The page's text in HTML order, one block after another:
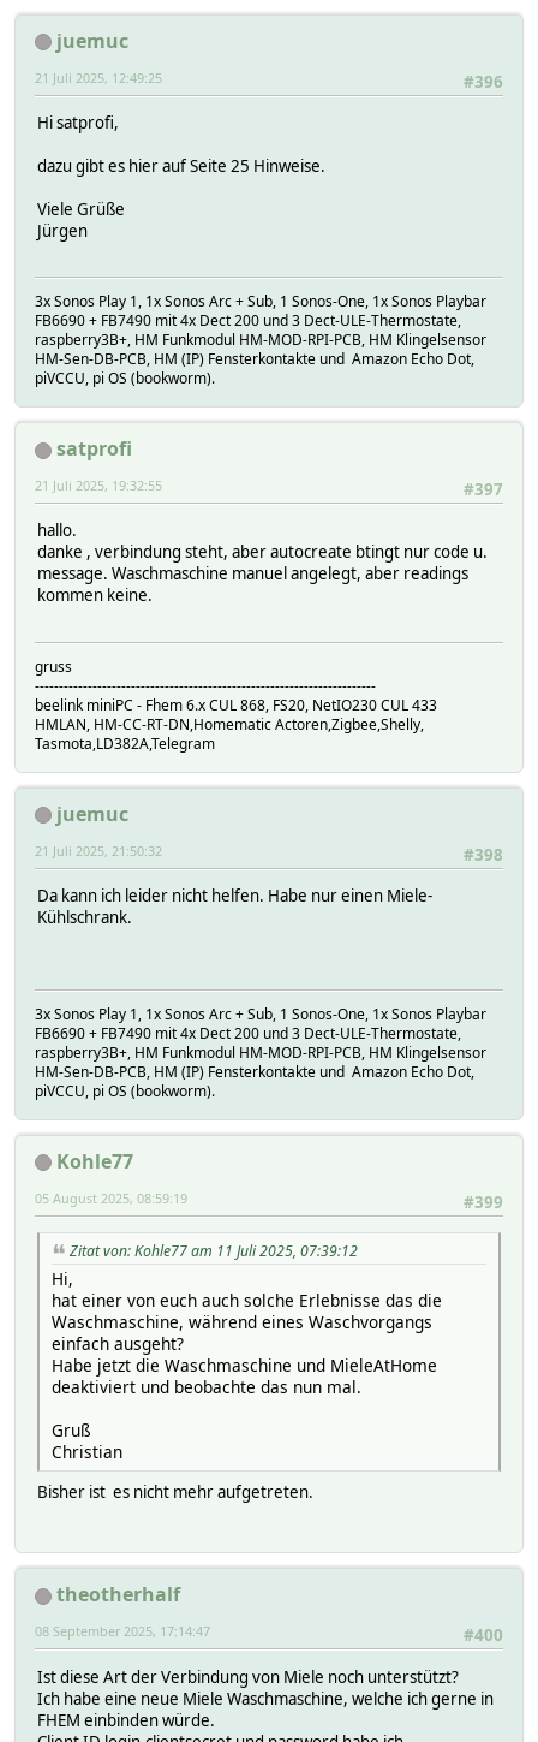
juemuc
#396
21 Juli 2025, 12:49:25
Hi satprofi,
dazu gibt es hier auf Seite 25 Hinweise.
Viele Grüße
Jürgen
3x Sonos Play 1, 1x Sonos Arc + Sub, 1 Sonos-One, 1x Sonos Playbar
FB6690 + FB7490 mit 4x Dect 200 und 3 Dect-ULE-Thermostate,
raspberry3B+, HM Funkmodul HM-MOD-RPI-PCB, HM Klingelsensor
HM-Sen-DB-PCB, HM (IP) Fensterkontakte und Amazon Echo Dot,
piVCCU, pi OS (bookworm).
satprofi
#397
21 Juli 2025, 19:32:55
hallo.
danke , verbindung steht, aber autocreate btingt nur code u.
message. Waschmaschine manuel angelegt, aber readings
kommen keine.
gruss
-----------------------------------------------------------------------
beelink miniPC - Fhem 6.x CUL 868, FS20, NetIO230 CUL 433
HMLAN, HM-CC-RT-DN,Homematic Actoren,Zigbee,Shelly,
Tasmota,LD382A,Telegram
juemuc
#398
21 Juli 2025, 21:50:32
Da kann ich leider nicht helfen. Habe nur einen Miele-
Kühlschrank.
3x Sonos Play 1, 1x Sonos Arc + Sub, 1 Sonos-One, 1x Sonos Playbar
FB6690 + FB7490 mit 4x Dect 200 und 3 Dect-ULE-Thermostate,
raspberry3B+, HM Funkmodul HM-MOD-RPI-PCB, HM Klingelsensor
HM-Sen-DB-PCB, HM (IP) Fensterkontakte und Amazon Echo Dot,
piVCCU, pi OS (bookworm).
Kohle77
#399
05 August 2025, 08:59:19
Zitat von: Kohle77 am 11 Juli 2025, 07:39:12
Hi,
hat einer von euch auch solche Erlebnisse das die
Waschmaschine, während eines Waschvorgangs
einfach ausgeht?
Habe jetzt die Waschmaschine und MieleAtHome
deaktiviert und beobachte das nun mal.
Gruß
Christian
Bisher ist es nicht mehr aufgetreten.
theotherhalf
#400
08 September 2025, 17:14:47
Ist diese Art der Verbindung von Miele noch unterstützt?
Ich habe eine neue Miele Waschmaschine, welche ich gerne in
FHEM einbinden würde.